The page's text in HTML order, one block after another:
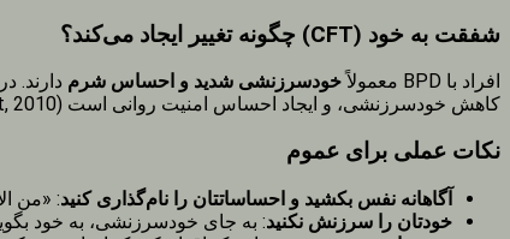
شفقت به خود (CFT) چگونه تغییر ایجاد می‌کند؟
افراد با BPD معمولاً خودسرزنشی شدید و احساس شرم دارند.
کاهش خودسرزنشی، و ایجاد احساس امنیت روانی است (Gilbert, 2010). تحقیقات نشان داده‌اند که افزایش خودشفقتی، موجب کاهش شدت علائم BPD و بهبود کیفیت روابط می‌شود (Neff & Germer, 2017).
نکات عملی برای عموم
آگاهانه نفس بکشید و احساساتتان را نام‌گذاری کنید: «من
خودتان را سرزنش نکنید: به جای خودسرزنشی، به خود